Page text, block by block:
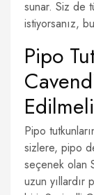
sunar. Siz de
istiyorsanız,
Pipo
Pipo
sizlere, pipo
seçenek olan
uzun yıllardır